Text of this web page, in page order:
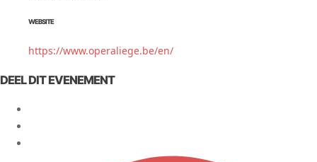
WEBSITE
https://www.operaliege.be/en/
DEEL DIT EVENEMENT